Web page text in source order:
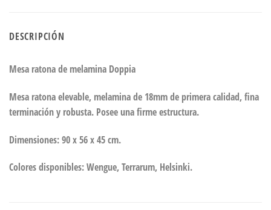
DESCRIPCIÓN
Mesa ratona de melamina Doppia
Mesa ratona elevable, melamina de 18mm de primera calidad, fina
terminación y robusta. Posee una firme estructura.
Dimensiones: 90 x 56 x 45 cm.
Colores disponibles: Wengue, Terrarum, Helsinki.